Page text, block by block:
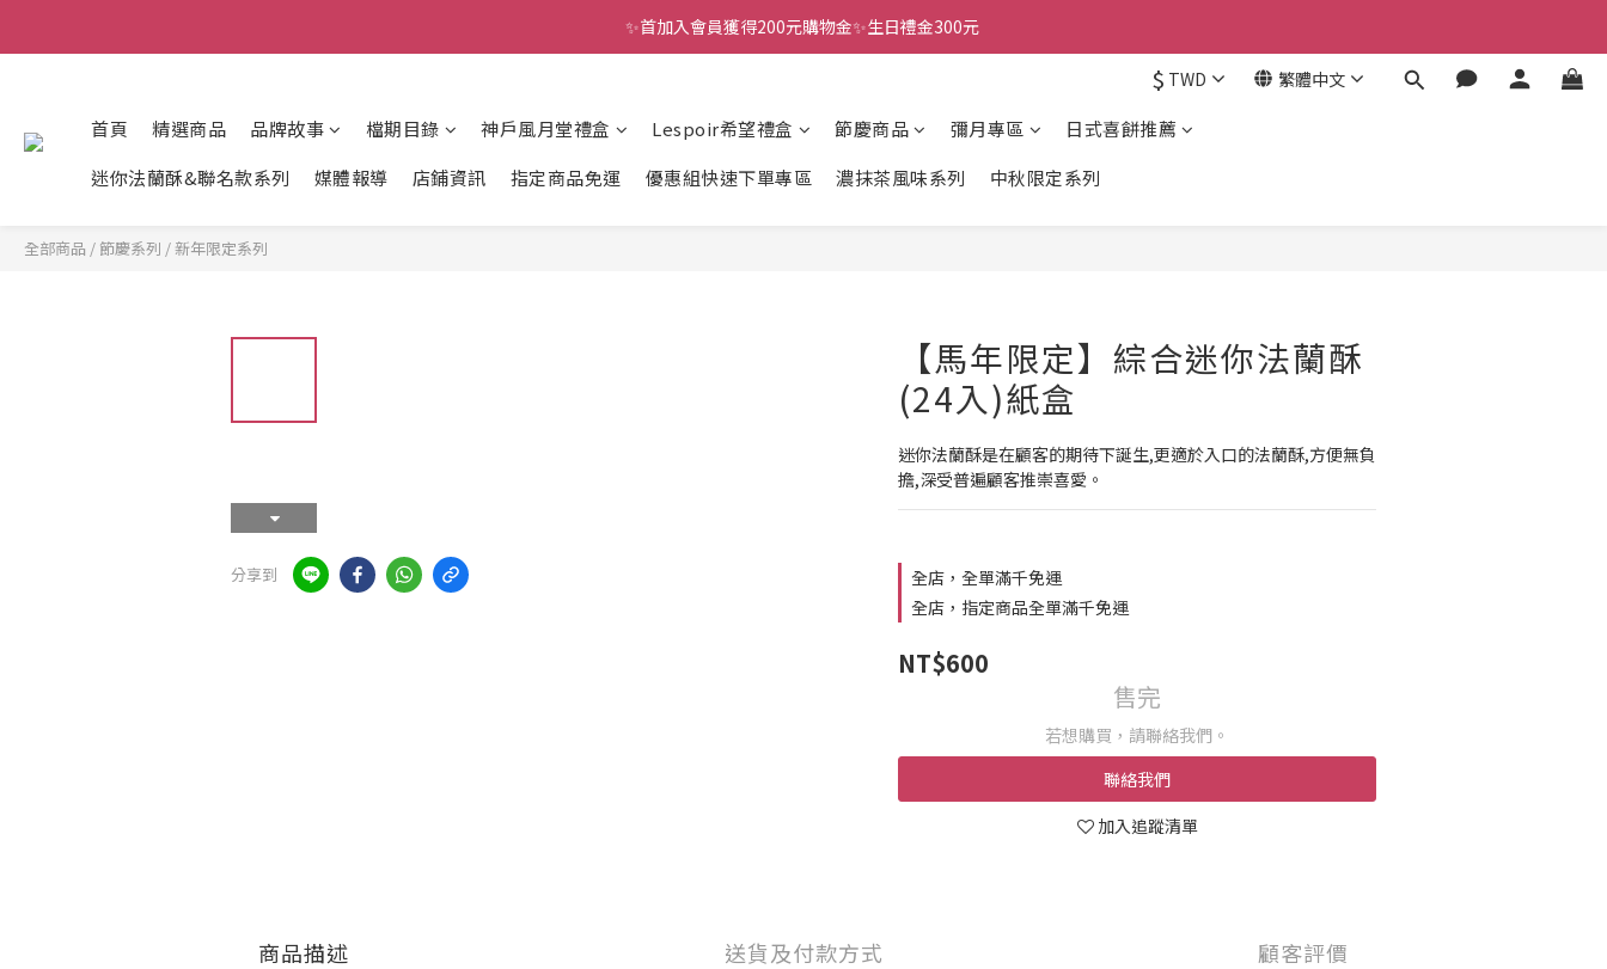
全館滿千免運
✨首加入會員獲得200元購物金✨生日禮金300元
$ TWD 繁體中文
首頁 精選商品 品牌故事 檔期目錄 神戶風月堂禮盒 Lespoir希望禮盒 節慶商品 彌月專區
日式喜餅推薦
迷你法蘭酥&聯名款系列
媒體報導 店鋪資訊 指定商品免運 優惠組快速下單專區 濃抹茶風味系列 中秋限定系列
全部商品 / 節慶系列 /新年限定系列
分享到
【馬年限定】綜合迷你法蘭酥
(24入)紙盒
迷你法蘭酥是在顧客的期待下誕生,更適於入口的法蘭酥,方便無負
擔,深受普遍顧客推崇喜愛。
全店，全單滿千免運
全店，指定商品全單滿千免運
NT$600
售完
若想購買，請聯絡我們。
聯絡我們
加入追蹤清單
商品描述 送貨及付款方式 顧客評價